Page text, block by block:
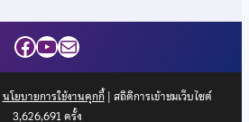
Facebook
YouTube
Mail
นโยบายการใช้งานคุกกี้| สถิติการเข้าชมเว็บไซต์
3,626,691ครั้ง